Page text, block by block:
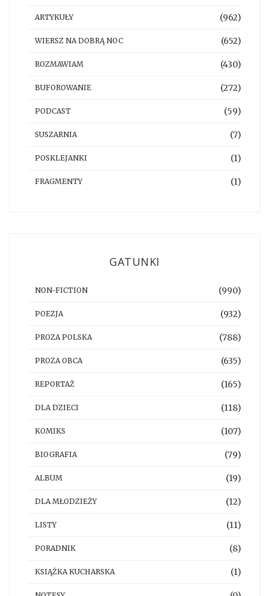
ARTYKUŁY (962)
WIERSZ NA DOBRĄ NOC (652)
ROZMAWIAM (430)
BUFOROWANIE (272)
PODCAST (59)
SUSZARNIA (7)
POSKLEJANKI (1)
FRAGMENTY (1)
GATUNKI
NON-FICTION (990)
POEZJA (932)
PROZA POLSKA (788)
PROZA OBCA (635)
REPORTAŻ (165)
DLA DZIECI (118)
KOMIKS (107)
BIOGRAFIA (79)
ALBUM (19)
DLA MŁODZIEŻY (12)
LISTY (11)
PORADNIK (8)
KSIĄŻKA KUCHARSKA (1)